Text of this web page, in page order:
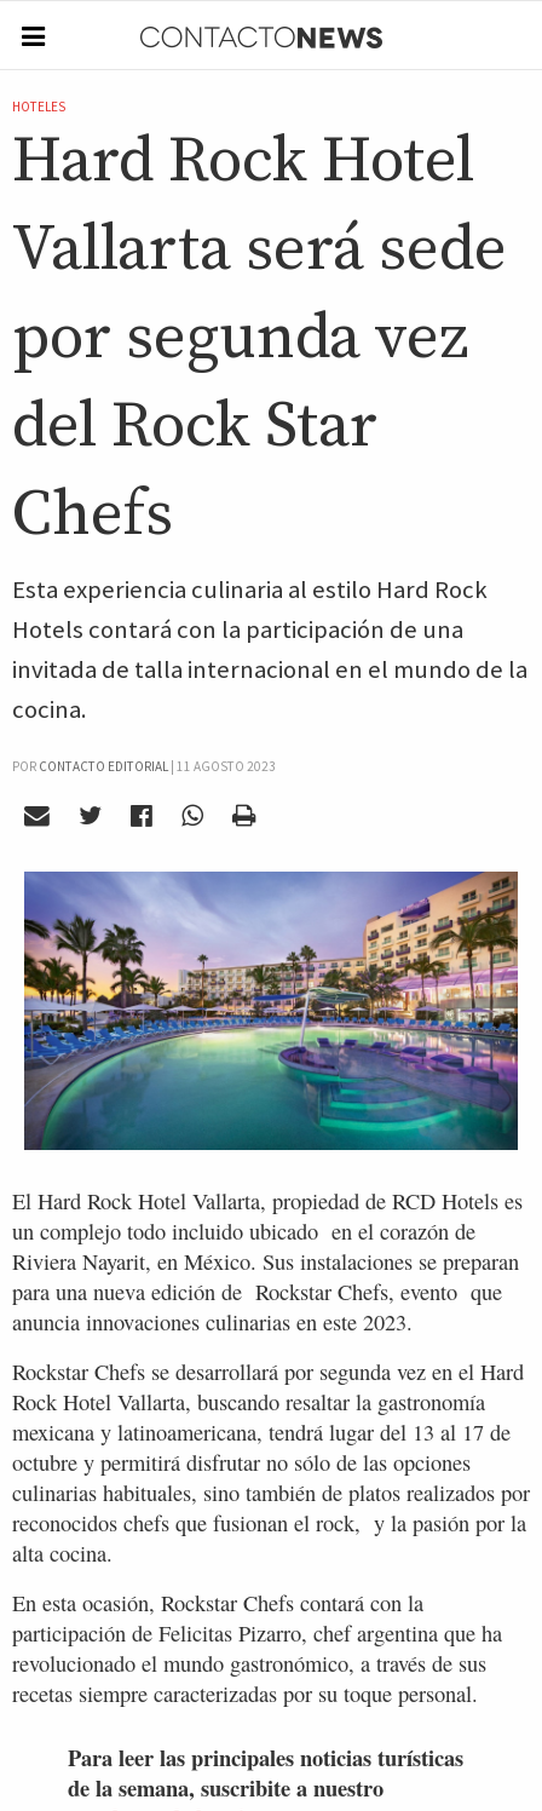
HOTELES
Hard Rock Hotel
Vallarta será sede
por segunda vez
del Rock Star
Chefs
Esta experiencia culinaria al estilo Hard Rock
Hotels contará con la participación de una
invitada de talla internacional en el mundo de la
cocina.
POR CONTACTO EDITORIAL| 11 AGOSTO 2023
El Hard Rock Hotel Vallarta, propiedad de RCD Hotels es
un complejo todo incluido ubicado en el corazón de
Riviera Nayarit, en México. Sus instalaciones se preparan
para una nueva edición de Rockstar Chefs, evento que
anuncia innovaciones culinarias en este 2023.
Rockstar Chefs se desarrollará por segunda vez en el Hard
Rock Hotel Vallarta, buscando resaltar la gastronomía
mexicana y latinoamericana, tendrá lugar del 13 al 17 de
octubre y permitirá disfrutar no sólo de las opciones
culinarias habituales, sino también de platos realizados por
reconocidos chefs que fusionan el rock, y la pasión por la
alta cocina.
En esta ocasión, Rockstar Chefs contará con la
participación de Felicitas Pizarro, chef argentina que ha
revolucionado el mundo gastronómico, a través de sus
recetas siempre caracterizadas por su toque personal.
Para leer las principales noticias turísticas
de la semana, suscribite a nuestro